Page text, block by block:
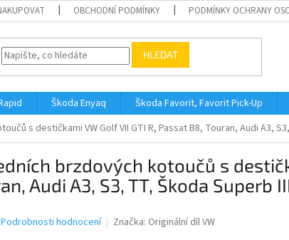
OBCHODNÍ PODMÍNKY PODMÍNKY OCHRANY
HLEDAT
Škoda Enyaq Škoda Favorit, Favorit Pick-Up
s destičkami VW Golf VII GTI R, Passat B8, Touran, Audi A3,
brzdových kotoučů s
Audi A3, S3, TT, Škoda Superb
Podrobnosti hodnocení Značka: Originální díl VW